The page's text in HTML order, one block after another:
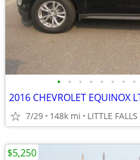
• • • • • • • •
7/29 148k mi LITTLE FALLS
$5,250